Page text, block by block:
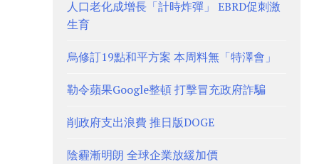
人口老化成增長「計時炸彈」 EBRD促刺激
生育
烏修訂19點和平方案 本周料無「特澤會」
勒令蘋果Google整頓 打擊冒充政府詐騙
削政府支出浪費 推日版DOGE
陰霾漸明朗 全球企業放緩加價